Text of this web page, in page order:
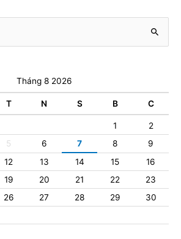
Tháng 8 2026
T N S B C
1
2
5 6 7 8
9
12 13 14 15
16
19 20 21 22
23
26 27 28 29
30